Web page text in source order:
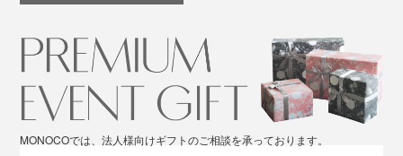
MONOCOでは、法人様向けギフトのご相談を承っております。